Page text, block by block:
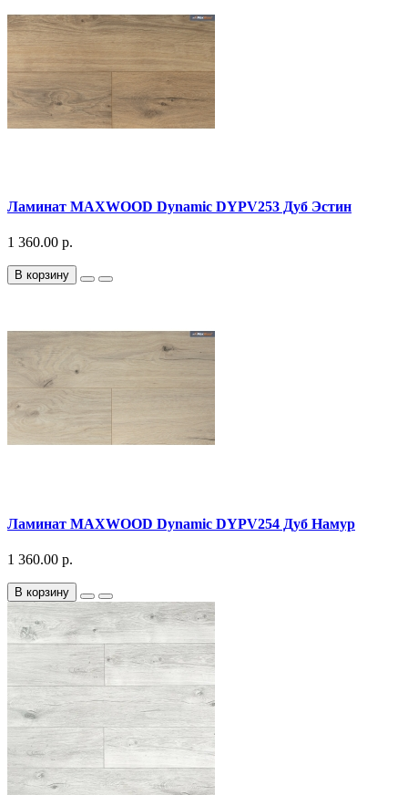
Ламинат MAXWOOD Dynamic DYPV253 Дуб Эстин
1 360.00 р.
В корзину
Ламинат MAXWOOD Dynamic DYPV254 Дуб Намур
1 360.00 р.
В корзину